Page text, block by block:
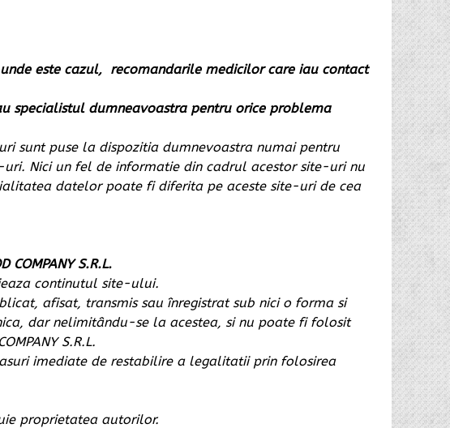
este cazul, recomandarile medicilor care iau contact
specialistul dumneavoastra pentru orice problema
sunt puse la dispozitia dumnevoastra numai pentru
Nici un fel de informatie din cadrul acestor site-uri nu
datelor poate fi diferita pe aceste site-uri de cea
COMPANY S.R.L.
continutul site-ului.
afisat, transmis sau înregistrat sub nici o forma si
dar nelimitându-se la acestea, si nu poate fi folosit
S.R.L.
imediate de restabilire a legalitatii prin folosirea
proprietatea autorilor.